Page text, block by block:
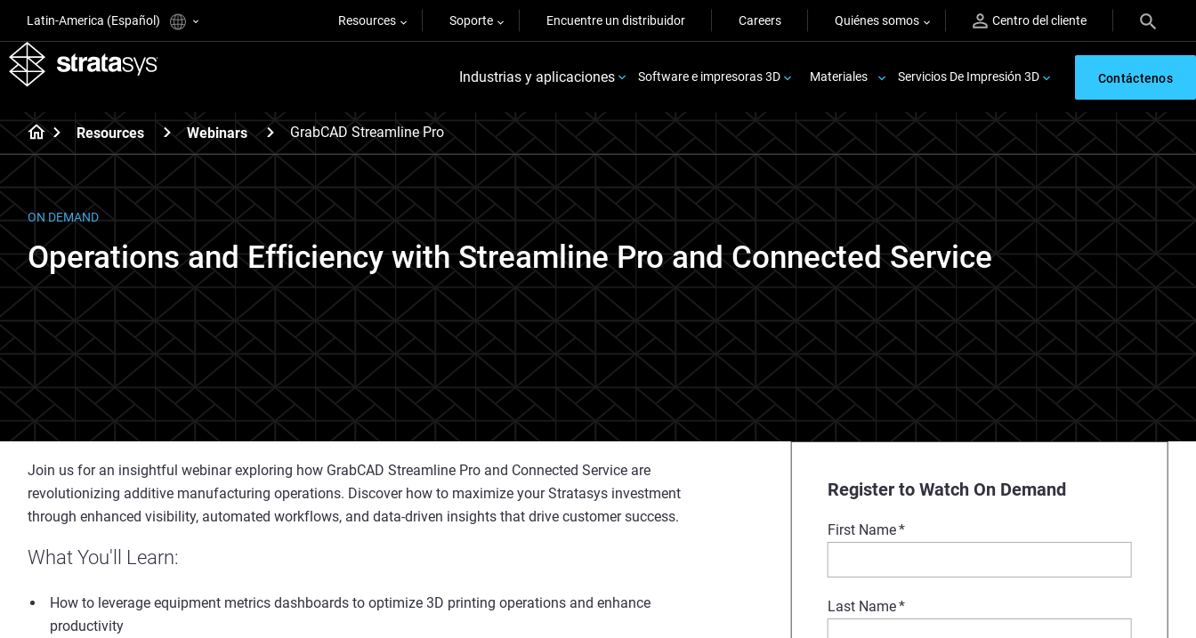
Latin-America (Español) Resources Soporte Encuentre un distribuidor Careers Quiénes somos Centro del cliente
Industrias y aplicaciones Software e impresoras 3D Materiales Servicios De Impresión 3D Contáctenos
Resources Webinars GrabCAD Streamline Pro
ON DEMAND
Operations and Efficiency with Streamline Pro and Connected Service
Register to Watch On Demand
First Name*
Last Name*
Join us for an insightful webinar exploring how GrabCAD Streamline Pro and Connected Service are
revolutionizing additive manufacturing operations. Discover how to maximize your Stratasys investment
through enhanced visibility, automated workflows, and data-driven insights that drive customer success.
What You'll Learn:
How to leverage equipment metrics dashboards to optimize 3D printing operations and enhance
productivity